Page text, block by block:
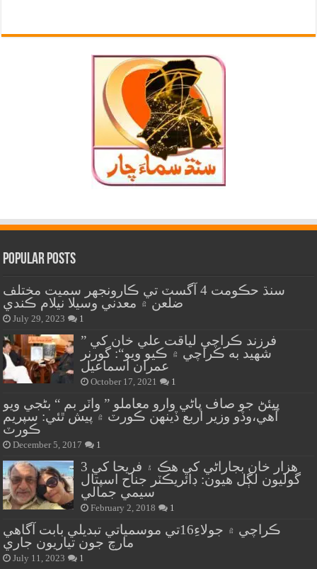
Popular Posts
سنڌ حڪومت 4 آگسٽ تي ڪارونجهر سميت مختلف
ضلعن ۾ معدني وسيلا نيلام ڪندي
July 29, 2023 1
” فرزند ڪراچي لياقت علي خان کي
شهيد به ڪراچي ۾ ڪيو ويو“: گورنر
عمران اسماعيل
October 17, 2021 1
پيئڻ جو صاف پاڻي وارو معاملو ” واٽر بم “ بڻجي ويو
آهي،وڏو وزير اربع ڏينهن ڪورٽ ۾ پيش ٿئي: سپريم
ڪورٽ
December 5, 2017 1
هزار خان بجاراڻي کي هڪ ۽ فريحا کي 3
گوليون لڳل هيون: ڊائريڪٽر جناح اسپتال
سيمي جمالي
February 2, 2018 1
ڪراچي ۾ جولاءِ16تي موسمياتي تبديلي بابت آگاهي
مارچ جون تياريون جاري
July 11, 2023 1